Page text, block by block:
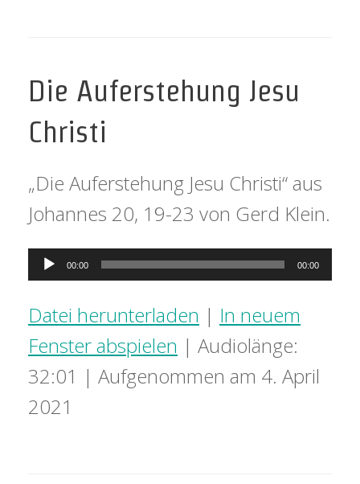
Die Auferstehung Jesu
Christi
„Die Auferstehung Jesu Christi“ aus
Johannes 20, 19-23 von Gerd Klein.
Audio-
00:00 00:00
Datei herunterladen | In neuem
Fenster abspielen | Audiolänge:
32:01 | Aufgenommen am 4. April
2021